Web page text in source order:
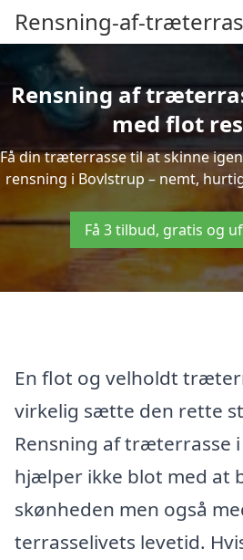
Rensning-af-
Rensning af
med flot
Få din træterrasse til at skinne
rensning i Bovlstrup – nemt,
Få 3 tilbud, gratis og
En flot og velholdt
virkelig sætte den rette
Rensning af træterrasse
hjælper ikke blot med at
skønheden men også
terrasselivets levetid.